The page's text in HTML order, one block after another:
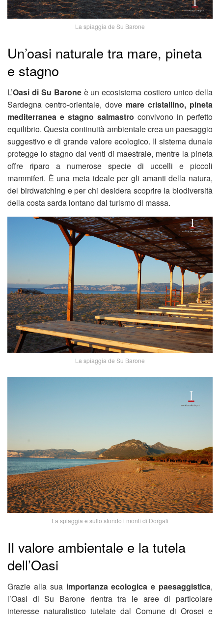
La spiaggia de Su Barone
Un’oasi naturale tra mare, pineta
e stagno
L’Oasi di Su Baroneè un ecosistema costiero unico della
Sardegna centro-orientale, dove mare cristallino, pineta
mediterranea e stagno salmastro convivono in perfetto
equilibrio. Questa continuità ambientale crea un paesaggio
suggestivo e di grande valore ecologico. Il sistema dunale
protegge lo stagno dai venti di maestrale, mentre la pineta
offre riparo a numerose specie di uccelli e piccoli
mammiferi. È una meta ideale per gli amanti della natura,
del birdwatching e per chi desidera scoprire la biodiversità
della costa sarda lontano dal turismo di massa.
La spiaggia de Su Barone
La spiaggia e sullo sfondo i monti di Dorgali
Il valore ambientale e la tutela
dell’Oasi
Grazie alla sua importanza ecologica e paesaggistica,
l’Oasi di Su Barone rientra tra le aree di particolare
interesse naturalistico tutelate dal Comune di Orosei e